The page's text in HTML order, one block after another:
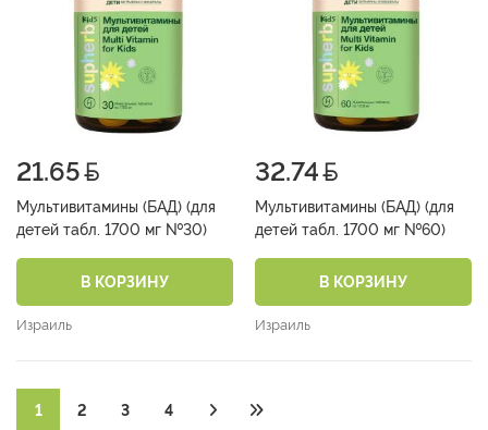
21.65
Мультивитамины (БАД) (для
детей табл. 1700 мг №30)
В КОРЗИНУ
Израиль
32.74
Мультивитамины (БАД) (для
детей табл. 1700 мг №60)
В КОРЗИНУ
Израиль
1 2 3
4